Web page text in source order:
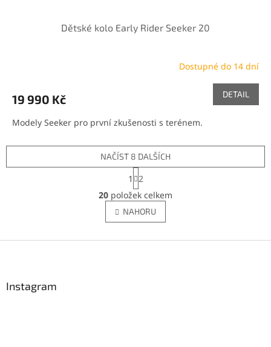
Dětské kolo Early Rider Seeker 20
Dostupné do 14 dní
19 990 Kč DETAIL
Modely Seeker pro první zkušenosti s terénem.
O
v
l
á
NAČÍST 8 DALŠÍCH
S
t
r
á
n
k
v
1
2
20 položek celkem
NAHORU
Instagram